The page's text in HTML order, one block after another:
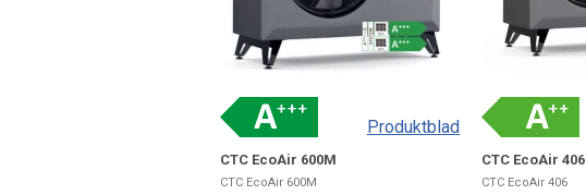
Produktblad
CTC EcoAir 600M
CTC EcoAir 600M
CTC EcoAir 406
CTC EcoAir 406